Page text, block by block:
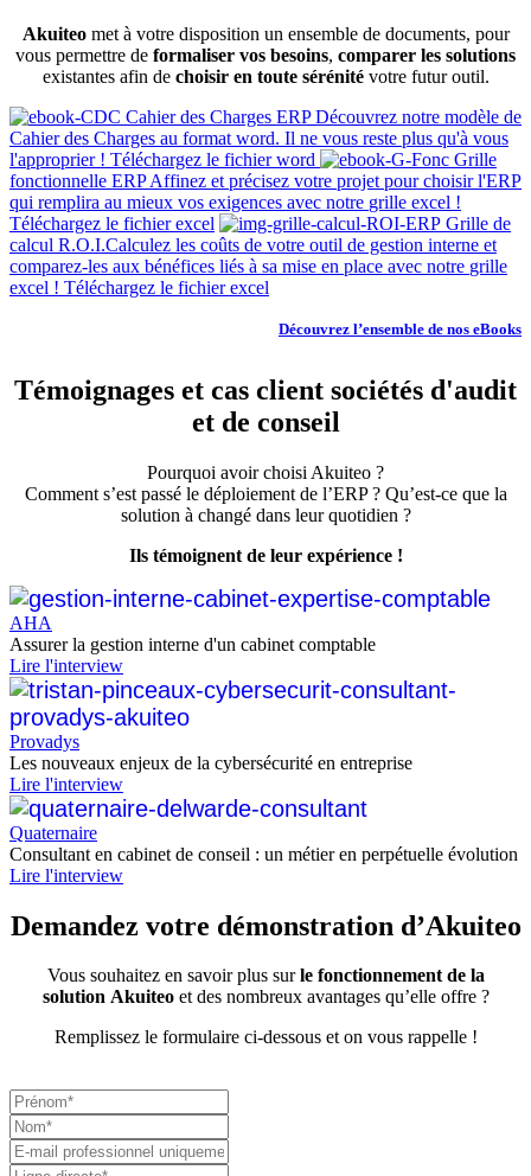
Akuiteomet à votre disposition un ensemble de documents, pour
vous permettre de formaliser vos besoins, comparer les solutions
existantes afin dechoisir en toute sérénitévotre futur outil.
Cahier des Charges ERP Découvrez notre modèle de
Cahier des Charges au format word. Il ne vous reste plus qu'à vous
l'approprier ! Téléchargez le fichier word
Grille
fonctionnelle ERP Affinez et précisez votre projet pour choisir l'ERP
qui remplira au mieux vos exigences avec notre grille excel !
Téléchargez le fichier excel
Grille de
calcul R.O.I.Calculez les coûts de votre outil de gestion interne et
comparez-les aux bénéfices liés à sa mise en place avec notre grille
excel ! Téléchargez le fichier excel
Découvrez l’ensemble de nos eBooks
Témoignages et cas client sociétés d'audit
et de conseil
Pourquoi avoir choisi Akuiteo ?
Comment s’est passé le déploiement de l’ERP ? Qu’est-ce que la
solution à changé dans leur quotidien ?
Ils témoignent de leur expérience !
AHA
Assurer la gestion interne d'un cabinet comptable
Lire l'interview
Provadys
Les nouveaux enjeux de la cybersécurité en entreprise
Lire l'interview
Quaternaire
Consultant en cabinet de conseil : un métier en perpétuelle évolution
Lire l'interview
Demandez votre démonstration d’Akuiteo
Vous souhaitez en savoir plus sur le fonctionnement de la
solution Akuiteo et des nombreux avantages qu’elle offre ?
Remplissez le formulaire ci-dessous et on vous rappelle !